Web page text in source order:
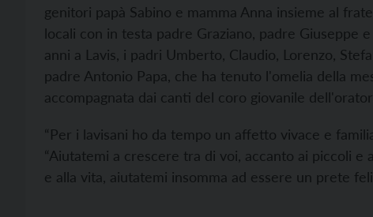
genitori papà Sabino e mamma Anna insieme al
locali con in testa padre Graziano, padre Giuseppe
anni a Lavis, i padri Umberto, Claudio, Lorenzo,
padre Antonio Papa, che ha tenuto l'omelia della
accompagnata dai canti del coro giovanile
“Per i lavisani ho da tempo un affetto vivace e
“Aiutatemi a crescere tra di voi, accanto ai piccoli
e alla vita, aiutatemi insomma ad essere un prete